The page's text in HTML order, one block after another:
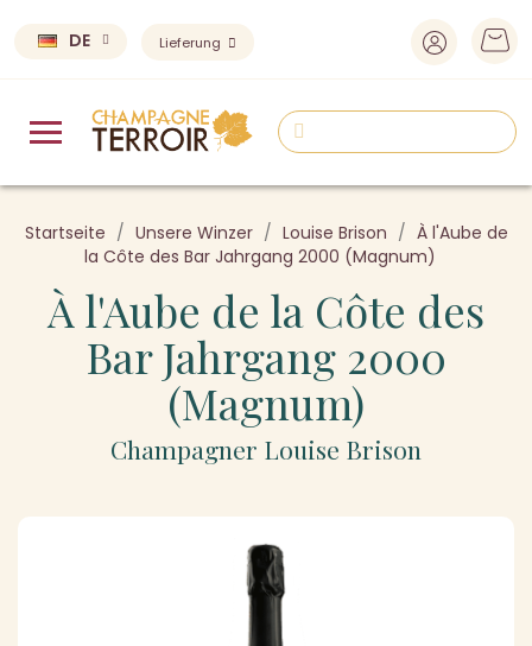
DE Lieferung
Startseite Unsere Winzer Louise Brison
À l'Aube de
la Côte des Bar Jahrgang 2000 (Magnum)
À l'Aube de la Côte des
Bar Jahrgang 2000
(Magnum)
Champagner Louise Brison